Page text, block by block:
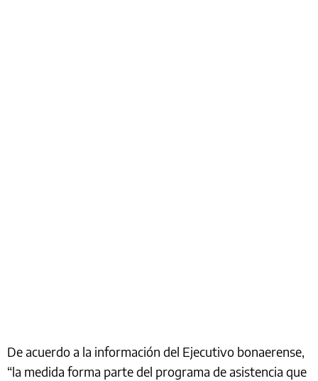
De acuerdo a la información del Ejecutivo bonaerense,
“la medida forma parte del programa de asistencia que